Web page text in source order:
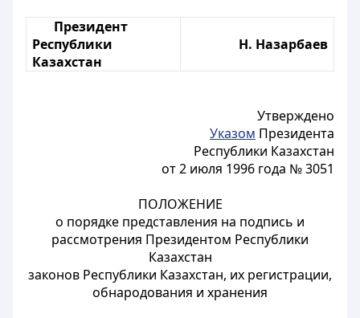
Президент
Республики
Казахстан
Н. Назарбаев
Утверждено
Указом Президента
Республики Казахстан
от 2 июля 1996 года № 3051
ПОЛОЖЕНИЕ
о порядке представления на подпись и
рассмотрения Президентом Республики
Казахстан
законов Республики Казахстан, их регистрации,
обнародования и хранения